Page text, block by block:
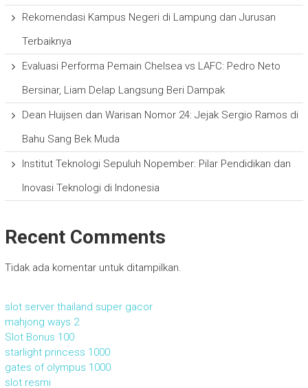
Rekomendasi Kampus Negeri di Lampung dan Jurusan
Terbaiknya
Evaluasi Performa Pemain Chelsea vs LAFC: Pedro Neto
Bersinar, Liam Delap Langsung Beri Dampak
Dean Huijsen dan Warisan Nomor 24: Jejak Sergio Ramos di
Bahu Sang Bek Muda
Institut Teknologi Sepuluh Nopember: Pilar Pendidikan dan
Inovasi Teknologi di Indonesia
Recent Comments
Tidak ada komentar untuk ditampilkan.
slot server thailand super gacor
mahjong ways 2
Slot Bonus 100
starlight princess 1000
gates of olympus 1000
slot resmi